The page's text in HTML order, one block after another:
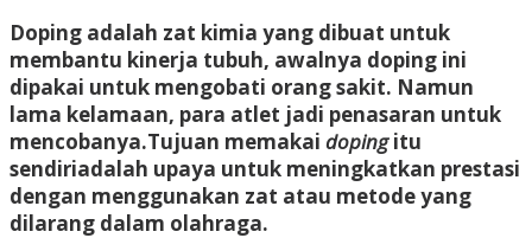
Doping adalah zat kimia yang dibuat untuk
membantu kinerja tubuh, awalnya doping ini
dipakai untuk mengobati orang sakit. Namun
lama kelamaan, para atlet jadi penasaran untuk
mencobanya.Tujuan memakai dopingitu
sendiriadalah upaya untuk meningkatkan prestasi
dengan menggunakan zat atau metode yang
dilarang dalam olahraga.